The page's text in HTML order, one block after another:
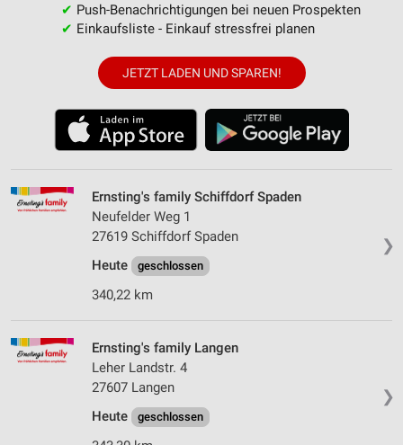
✔ Push-Benachrichtigungen bei neuen Prospekten
✔ Einkaufsliste - Einkauf stressfrei planen
JETZT LADEN UND SPAREN!
❯
Ernsting's family Schiffdorf Spaden
Neufelder Weg 1
27619 Schiffdorf Spaden
Heute
geschlossen
340,22 km
❯
Ernsting's family Langen
Leher Landstr. 4
27607 Langen
Heute
geschlossen